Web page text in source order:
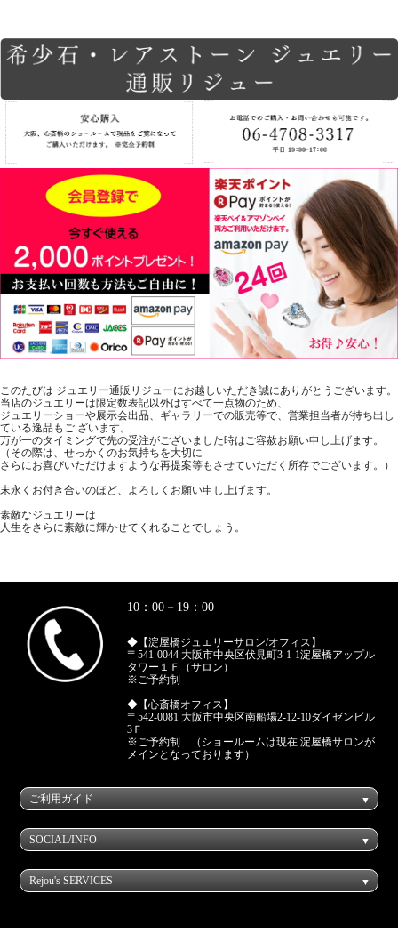
このたびは ジュエリー通販リジューにお越しいただき誠にありがとうございます。
当店のジュエリーは限定数表記以外はすべて一点物のため、
ジュエリーショーや展示会出品、ギャラリーでの販売等で、営業担当者が持ち出し
ている逸品もご ざいます。
万が一のタイミングで先の受注がございました時はご容赦お願い申し上げます。
（その際は、せっかくのお気持ちを大切に
さらにお喜びいただけますような再提案等もさせていただく所存でございます。）
末永くお付き合いのほど、よろしくお願い申し上げます。
素敵なジュエリーは
人生をさらに素敵に輝かせてくれることでしょう。
10：00－19：00
◆【淀屋橋ジュエリーサロン/オフィス】
〒541-0044 大阪市中央区伏見町3-1-1淀屋橋アップル
タワー１Ｆ（サロン）
※ご予約制
◆【心斎橋オフィス】
〒542-0081 大阪市中央区南船場2-12-10ダイゼンビル
3Ｆ
※ご予約制 （ショールームは現在 淀屋橋サロンが
メインとなっております）
ご利用ガイド
SOCIAL/INFO
Rejou's SERVICES